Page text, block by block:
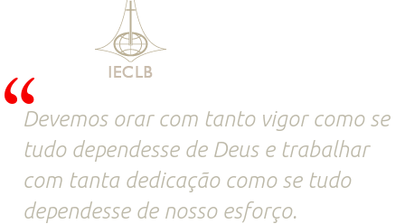
Devemos orar com tanto vigor como se
tudo dependesse de Deus e trabalhar
com tanta dedicação como se tudo
dependesse de nosso esforço.